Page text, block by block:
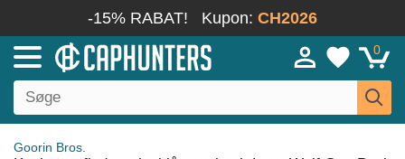
-15% RABAT! Kupon: CH2026
0
Goorin Bros.